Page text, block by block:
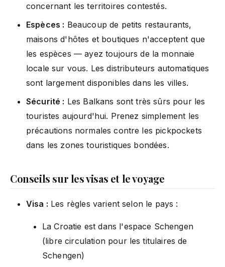
concernant les territoires contestés.
Espèces : Beaucoup de petits restaurants,
maisons d'hôtes et boutiques n'acceptent que
les espèces — ayez toujours de la monnaie
locale sur vous. Les distributeurs automatiques
sont largement disponibles dans les villes.
Sécurité : Les Balkans sont très sûrs pour les
touristes aujourd'hui. Prenez simplement les
précautions normales contre les pickpockets
dans les zones touristiques bondées.
Conseils sur les visas et le voyage
Visa : Les règles varient selon le pays :
La Croatie est dans l'espace Schengen
(libre circulation pour les titulaires de
Schengen)